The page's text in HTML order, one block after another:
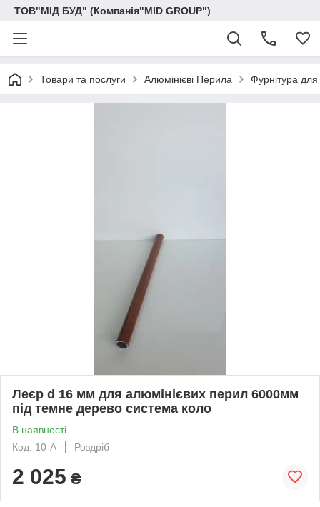
ТОВ"МІД БУД" (Компанія"MID GROUP")
Товари та послуги Алюмінієві Перила Фурнітура
Леєр d 16 мм для алюмінієвих перил 6000мм
під темне дерево система коло
В наявності
Код: 10-А
Роздріб
2 025 ₴